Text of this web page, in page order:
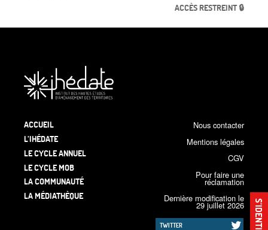
ACCÈS RESTREINT 🔒
ACCUEIL
L’IHÉDATE
LE CYCLE ANNUEL
LE CYCLE MOB
LA COMMUNAUTÉ
LA MÉDIATHÈQUE
Nous contacter
Mentions légales
CGV
Pour faire une
réclamation
Dernière modification le
29 juillet 2026
TWITTER